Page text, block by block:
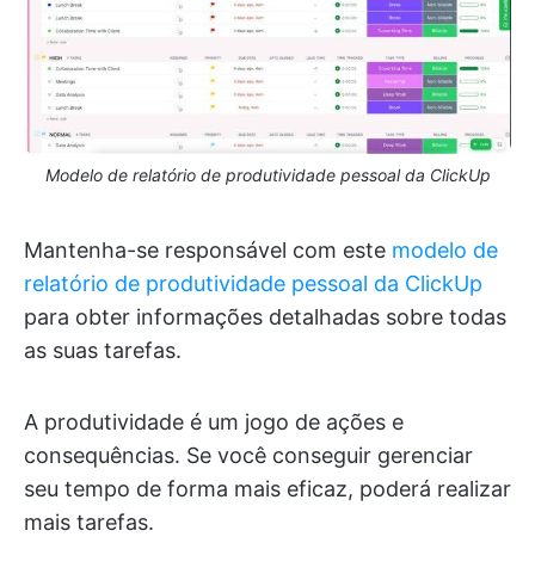
Modelo de relatório de produtividade pessoal da ClickUp
Mantenha-se responsável com este modelo de
relatório de produtividade pessoal da ClickUp
para obter informações detalhadas sobre todas
as suas tarefas.
A produtividade é um jogo de ações e
consequências. Se você conseguir gerenciar
seu tempo de forma mais eficaz, poderá realizar
mais tarefas.